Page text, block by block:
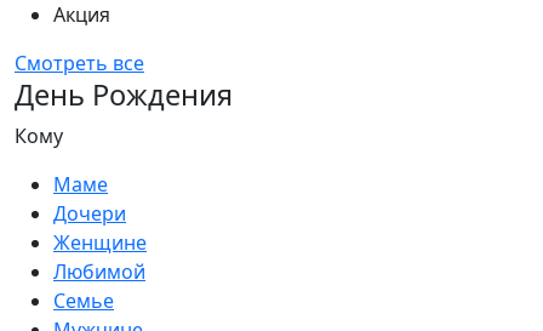
Акция
Смотреть все
День Рождения
Кому
Маме
Дочери
Женщине
Любимой
Семье